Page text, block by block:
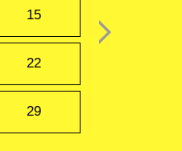
15
22
29